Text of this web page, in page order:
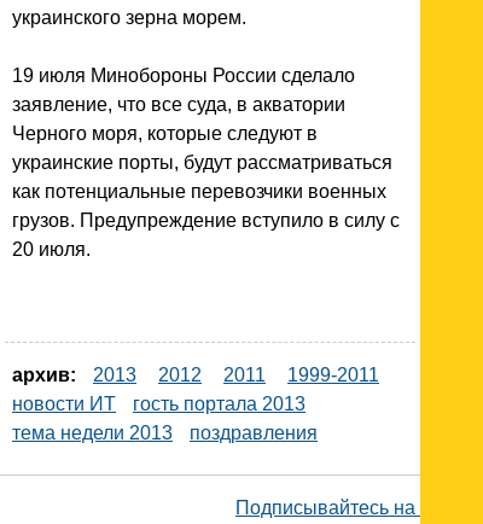
украинского зерна морем.
19 июля Минобороны России сделало
заявление, что все суда, в акватории
Черного моря, которые следуют в
украинские порты, будут рассматриваться
как потенциальные перевозчики военных
грузов. Предупреждение вступило в силу с
20 июля.
архив: 2013 2012 2011
1999-2011
новости ИТ
гость портала 2013
тема недели 2013
поздравления
Подписывайтесь на наш